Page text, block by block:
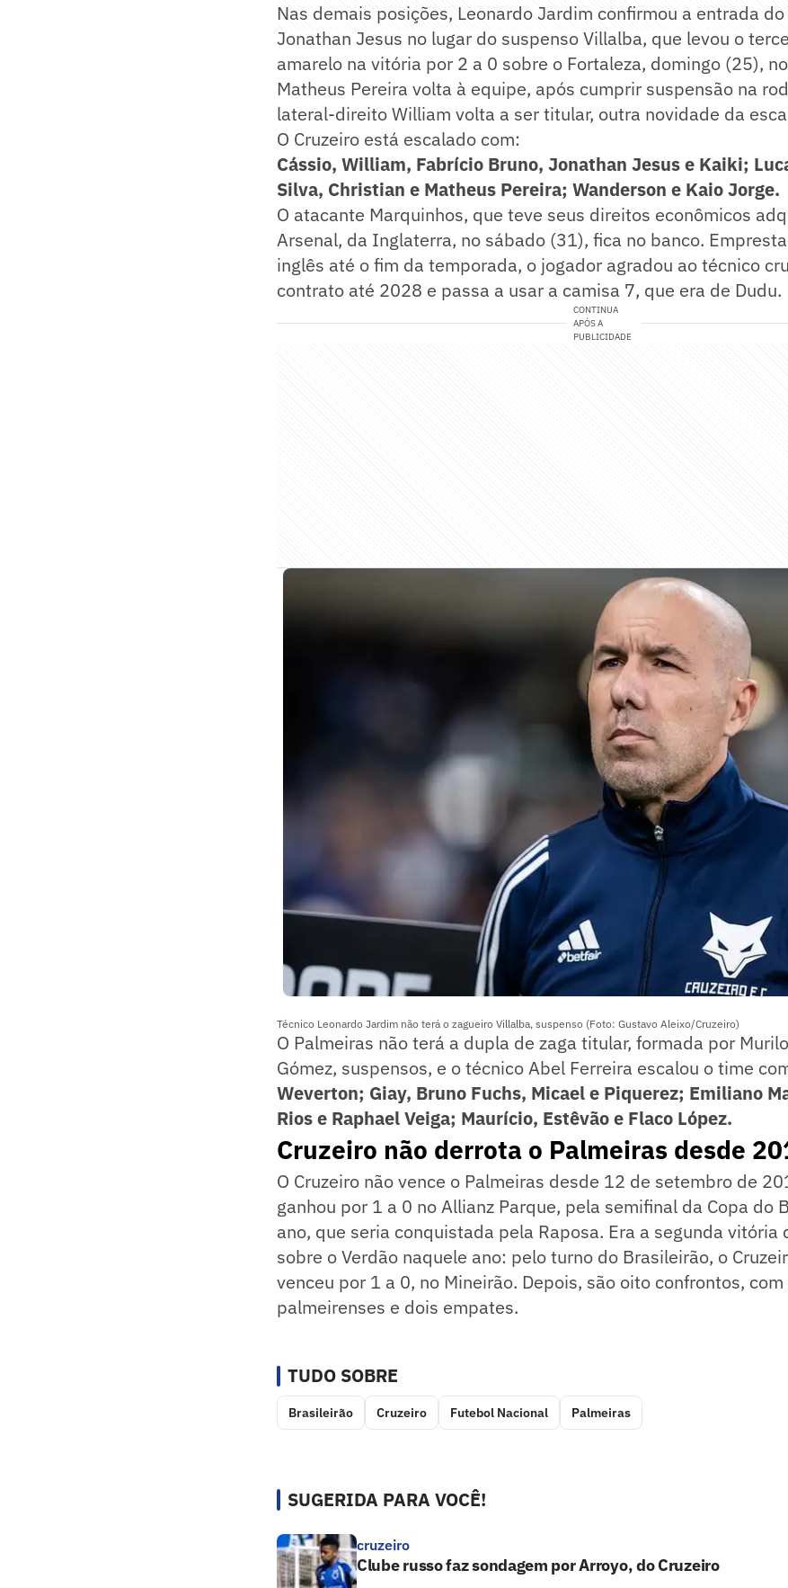
Nas demais posições, Leonardo Jardim confirmou a entrada
Jonathan Jesus no lugar do suspenso Villalba, que levou o
amarelo na vitória por 2 a 0 sobre o Fortaleza, domingo (25),
Matheus Pereira volta à equipe, após cumprir suspensão na
lateral-direito William volta a ser titular, outra novidade da
O Cruzeiro está escalado com:
Cássio, William, Fabrício Bruno, Jonathan Jesus e Kaiki;
Silva, Christian e Matheus Pereira; Wanderson e Kaio Jorge.
O atacante Marquinhos, que teve seus direitos econômicos
Arsenal, da Inglaterra, no sábado (31), fica no banco.
inglês até o fim da temporada, o jogador agradou ao técnico
contrato até 2028 e passa a usar a camisa 7, que era de Dudu.
CONTINUA
APÓS A
PUBLICIDADE
Técnico Leonardo Jardim não terá o zagueiro Villalba, suspenso (Foto: Gustavo Aleixo/Cruzeiro)
O Palmeiras não terá a dupla de zaga titular, formada por
Gómez, suspensos, e o técnico Abel Ferreira escalou o time
Weverton; Giay, Bruno Fuchs, Micael e Piquerez; Emiliano
Rios e Raphael Veiga; Maurício, Estêvão e Flaco López.
Cruzeiro não derrota o Palmeiras desde
O Cruzeiro não vence o Palmeiras desde 12 de setembro de
ganhou por 1 a 0 no Allianz Parque, pela semifinal da Copa do
ano, que seria conquistada pela Raposa. Era a segunda vitória
sobre o Verdão naquele ano: pelo turno do Brasileirão, o
venceu por 1 a 0, no Mineirão. Depois, são oito confrontos,
palmeirenses e dois empates.
TUDO SOBRE
Brasileirão Cruzeiro Futebol Nacional Palmeiras
SUGERIDA PARA VOCÊ!
cruzeiro
Clube russo faz sondagem por Arroyo, do Cruzeiro